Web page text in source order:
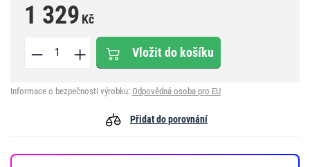
1 329 Kč
Vložit do košíku
Informace o bezpečnosti výrobku: Odpovědná osoba pro EU
Přidat do porovnání